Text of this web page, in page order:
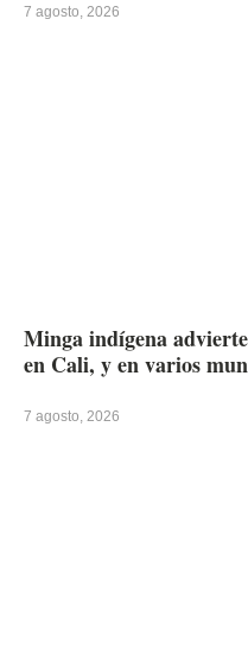
7 agosto, 2026
Minga indígena
en Cali, y en varios
7 agosto, 2026